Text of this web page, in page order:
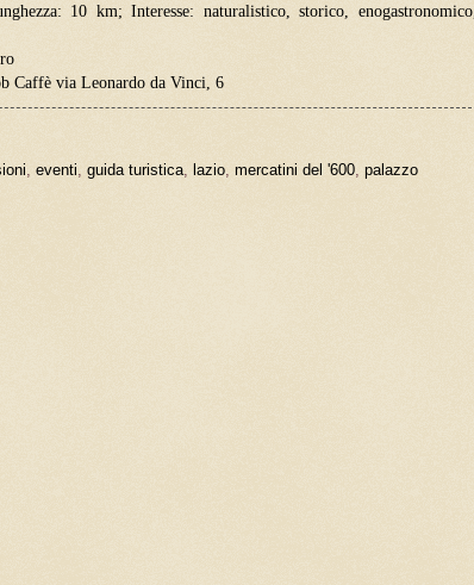
10 km; Interesse: naturalistico, storico, enogastronomico,
Caffè via Leonardo da Vinci, 6
, eventi, guida turistica, lazio, mercatini del '600, palazzo